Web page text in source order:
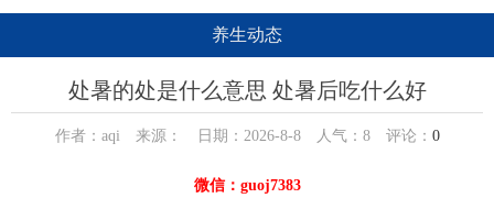
养生动态
处暑的处是什么意思 处暑后吃什么好
作者：aqi 来源： 日期：2026-8-8 人气： 8评论： 0
微信：guoj7383